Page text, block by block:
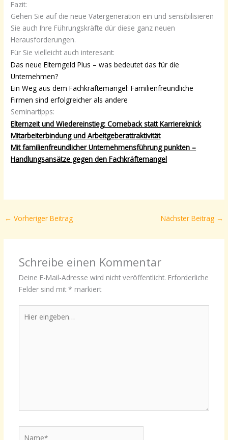
Fazit:
Gehen Sie auf die neue Vätergeneration ein und sensibilisieren
Sie auch Ihre Führungskräfte dür diese ganz neuen
Herausforderungen.
Für Sie vielleicht auch interesant:
Das neue Elterngeld Plus – was bedeutet das für die
Unternehmen?
Ein Weg aus dem Fachkräftemangel: Familienfreundliche
Firmen sind erfolgreicher als andere
Seminartipps:
Elternzeit und Wiedereinstieg: Comeback statt Karriereknick
Mitarbeiterbindung und Arbeitgeberattraktivität
Mit familienfreundlicher Unternehmensführung punkten –
Handlungsansätze gegen den Fachkräftemangel
← Vorheriger Beitrag Nächster Beitrag →
Schreibe einen Kommentar
Deine E-Mail-Adresse wird nicht veröffentlicht. Erforderliche
Felder sind mit * markiert
eingeben…